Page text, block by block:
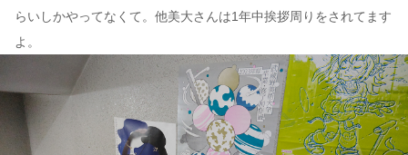
らいしかやってなくて。他美大さんは1年中挨拶周りをされてます
よ。